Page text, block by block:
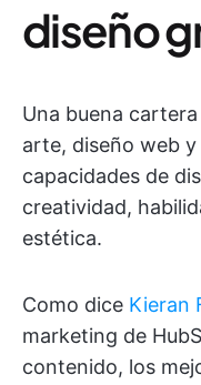
diseño
Una buena
arte, diseño web
capacidades de
creatividad,
estética.
Como dice Kieran
marketing de
contenido, los